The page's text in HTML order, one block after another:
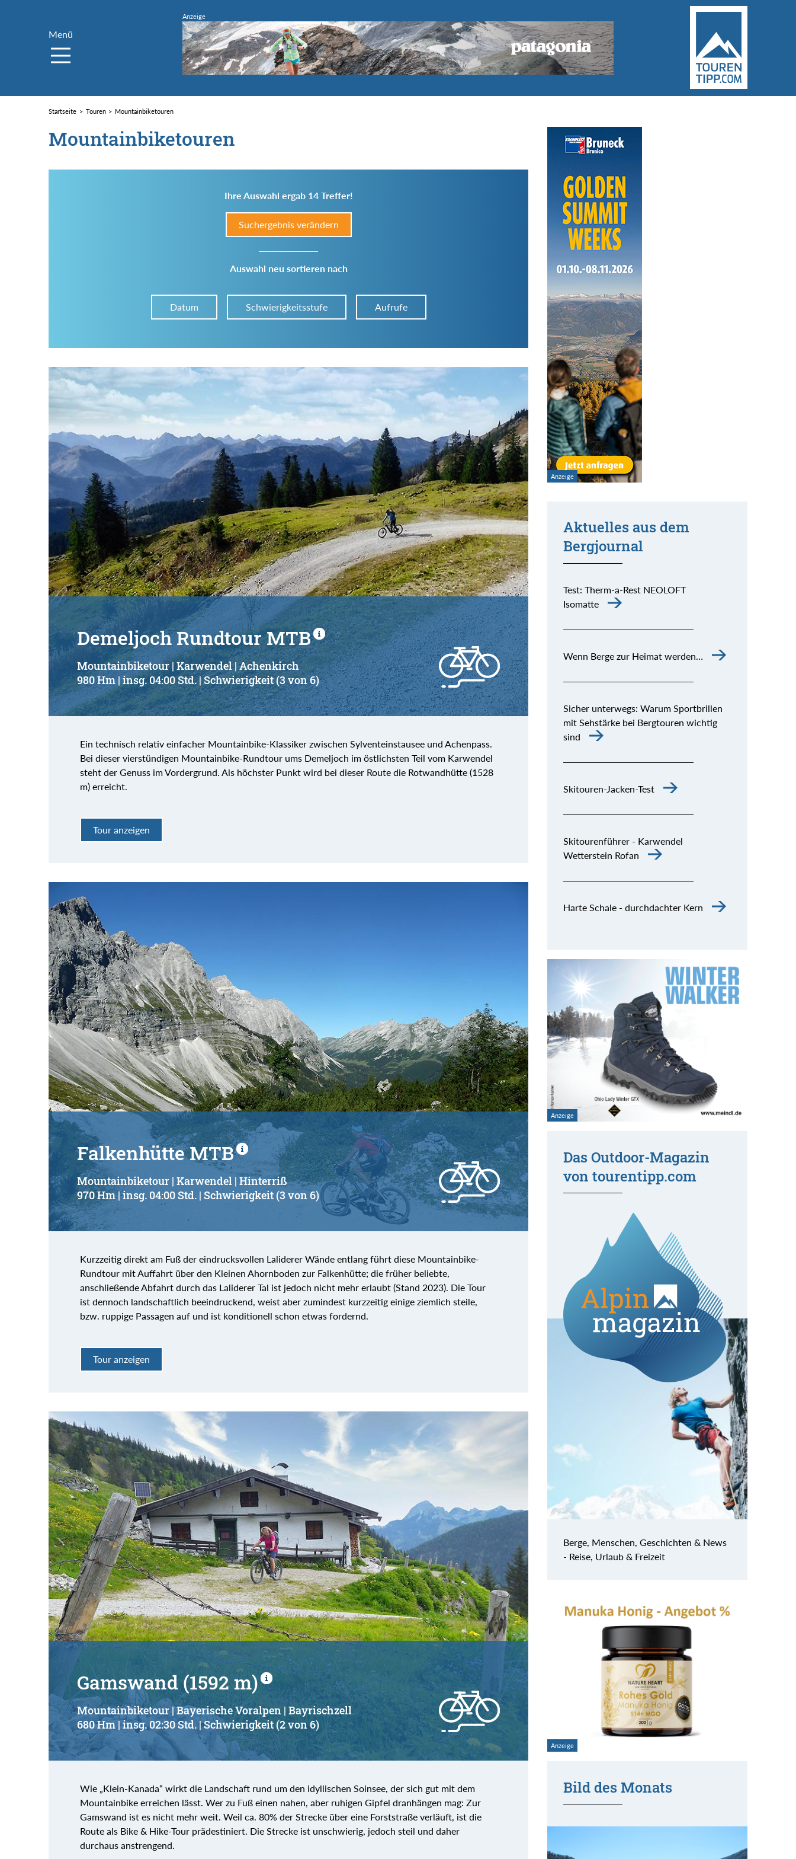
Menü
Startseite Touren Mountainbiketouren
Mountainbiketouren
Ihre Auswahl ergab 14 Treffer!
Suchergebnis verändern
Auswahl neu sortieren nach
Datum Schwierigkeitsstufe Aufrufe
Im Tourenarchiv suchen
Region:
Gebirge:
Art der Tour:
Schwierigkeitsgrad:
von
bis
Kondition (Tourdauer):
von
bis
Suchbegriff:
Demeljoch Rundtour MTB
Mountainbiketour | Karwendel | Achenkirch
980 Hm | insg. 04:00 Std. | Schwierigkeit (3 von 6)
Ein technisch relativ einfacher Mountainbike-Klassiker zwischen Sylventeinstausee und Achenpass.
Bei dieser vierstündigen Mountainbike-Rundtour ums Demeljoch im östlichsten Teil vom Karwendel
steht der Genuss im Vordergrund. Als höchster Punkt wird bei dieser Route die Rotwandhütte (1528
m) erreicht.
Tour anzeigen
Falkenhütte MTB
Mountainbiketour | Karwendel | Hinterriß
970 Hm | insg. 04:00 Std. | Schwierigkeit (3 von 6)
Kurzzeitig direkt am Fuß der eindrucksvollen Laliderer Wände entlang führt diese Mountainbike-
Rundtour mit Auffahrt über den Kleinen Ahornboden zur Falkenhütte; die früher beliebte,
anschließende Abfahrt durch das Laliderer Tal ist jedoch nicht mehr erlaubt (Stand 2023). Die Tour
ist dennoch landschaftlich beeindruckend, weist aber zumindest kurzzeitig einige ziemlich steile,
bzw. ruppige Passagen auf und ist konditionell schon etwas fordernd.
Tour anzeigen
Gamswand (1592 m)
Mountainbiketour | Bayerische Voralpen | Bayrischzell
680 Hm | insg. 02:30 Std. | Schwierigkeit (2 von 6)
Wie „Klein-Kanada“ wirkt die Landschaft rund um den idyllischen Soinsee, der sich gut mit dem
Mountainbike erreichen lässt. Wer zu Fuß einen nahen, aber ruhigen Gipfel dranhängen mag: Zur
Gamswand ist es nicht mehr weit. Weil ca. 80% der Strecke über eine Forststraße verläuft, ist die
Route als Bike & Hike-Tour prädestiniert. Die Strecke ist unschwierig, jedoch steil und daher
durchaus anstrengend.
Aktuelles aus dem
Bergjournal
Test: Therm-a-Rest NEOLOFT
Isomatte
Wenn Berge zur Heimat werden…
Sicher unterwegs: Warum Sportbrillen
mit Sehstärke bei Bergtouren wichtig
sind
Skitouren-Jacken-Test
Skitourenführer - Karwendel
Wetterstein Rofan
Harte Schale - durchdachter Kern
Das Outdoor-Magazin
von tourentipp.com
Berge, Menschen, Geschichten & News
- Reise, Urlaub & Freizeit
Bild des Monats